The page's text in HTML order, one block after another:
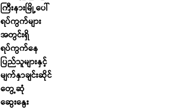
ကြီးနားမြို့ပေါ်
ရပ်ကွက်များ
အတွင်းရှိ
ရပ်ကွက်နေ
ပြည်သူများနှင့်
မျက်နှာချင်းဆိုင်
တွေ့ဆုံ
ဆွေးနွေး